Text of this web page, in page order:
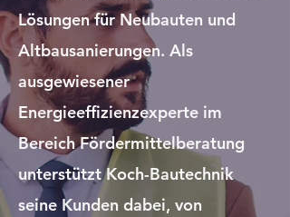
Lösungen für Neubauten und
Altbausanierungen. Als
ausgewiesener
Energieeffizienzexperte im
Bereich Fördermittelberatung
unterstützt Koch-Bautechnik
seine Kunden dabei, von